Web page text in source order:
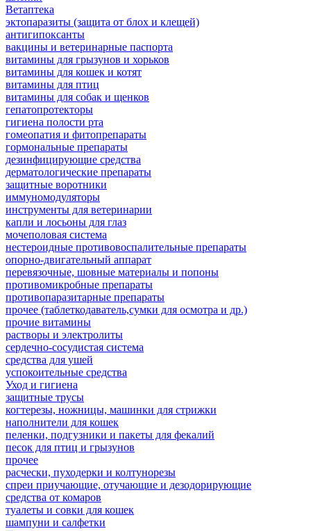
Ветаптека
эктопаразиты (защита от блох и клещей)
антигипоксанты
вакцины и ветеринарные паспорта
витамины для грызунов и хорьков
витамины для кошек и котят
витамины для птиц
витамины для собак и щенков
гепатопротекторы
гигиена полости рта
гомеопатия и фитопрепараты
гормональные препараты
дезинфицирующие средства
дерматологические препараты
защитные воротники
иммуномодуляторы
инструменты для ветеринарии
капли и лосьоны для глаз
мочеполовая система
нестероидные противовоспалительные препараты
опорно-двигательный аппарат
перевязочные, шовные материалы и попоны
противомикробные препараты
противопаразитарные препараты
прочее (таблеткодаватель,сумки для осмотра и др.)
прочие витамины
растворы и электролиты
сердечно-сосудистая система
средства для ушей
успокоительные средства
Уход и гигиена
защитные трусы
когтерезы, ножницы, машинки для стрижки
наполнители для кошек
пеленки, подгузники и пакеты для фекалий
песок для птиц и грызунов
прочее
расчески, пуходерки и колтунорезы
спреи приучающие, отучающие и дезодорирующие
средства от комаров
туалеты и совки для кошек
шампуни и салфетки